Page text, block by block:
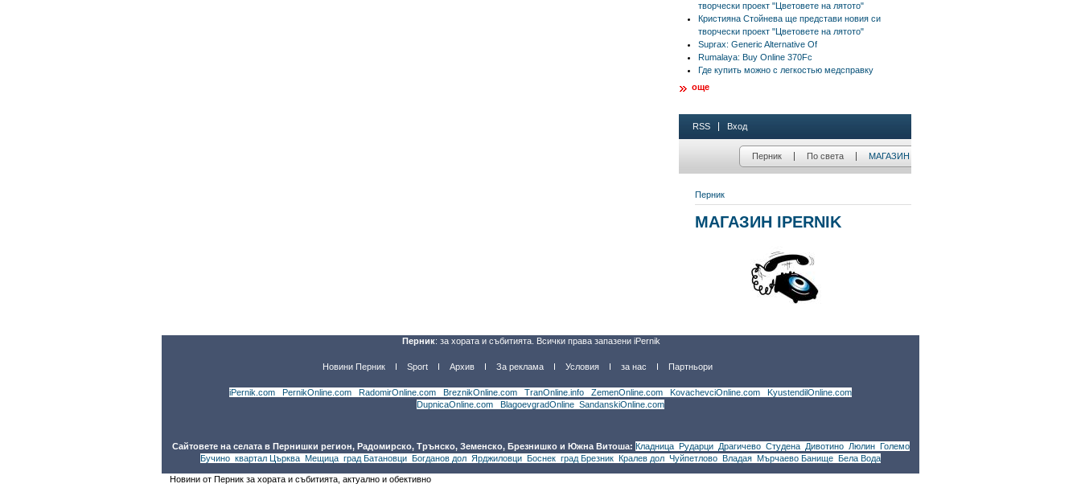
творчески проект "Цветовете на лятото"
Кристияна Стойнева ще представи новия си
творчески проект "Цветовете на лятото"
Suprax: Generic Alternative Of
Rumalaya: Buy Online 370Fc
Где купить можно с легкостью медсправку
още
Перник: за хората и събитията. Всички права запазени iPernik
Новини Перник Sport Архив За реклама Условия за нас Партньори
iPernik.com PernikOnline.com RadomirOnline.com BreznikOnline.com TranOnline.info ZemenOnline.com KovachevciOnline.com
KyustendilOnline.com
DupnicaOnline.com
BlagoevgradOnline SandanskiOnline.com
Сайтовете на селата в Пернишки регион, Радомирско, Трънско, Земенско, Брезнишко и Южна Витоша: Кладница, Рударци, Драгичево, Студена, Дивотино, Люлин, Големо
Бучино квартал Църква Мещица град Батановци Богданов дол Ярджиловци Боснек град Брезник Кралев дол Чуйпетлово Владая Мърчаево Банище Бела Вода
Новини от Перник за хората и събитията, актуално и обективно